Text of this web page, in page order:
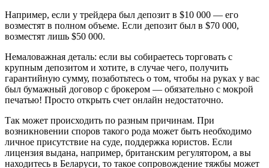
Например, если у трейдера был депозит в $10 000 — его
возместят в полном объеме. Если депозит был в $70 000,
возместят лишь $50 000.
Немаловажная деталь: если вы собираетесь торговать с
крупным депозитом и хотите, в случае чего, получить
гарантийную сумму, позаботьтесь о том, чтобы на руках у вас
был бумажный договор с брокером — обязательно с мокрой
печатью! Просто открыть счет онлайн недостаточно.
Так может происходить по разным причинам. При
возникновении споров такого рода может быть необходимо
личное присутствие на суде, поддержка юристов. Если
лицензия выдана, например, британским регулятором, а вы
находитесь в Беларуси, то такое сопровождение тяжбы может